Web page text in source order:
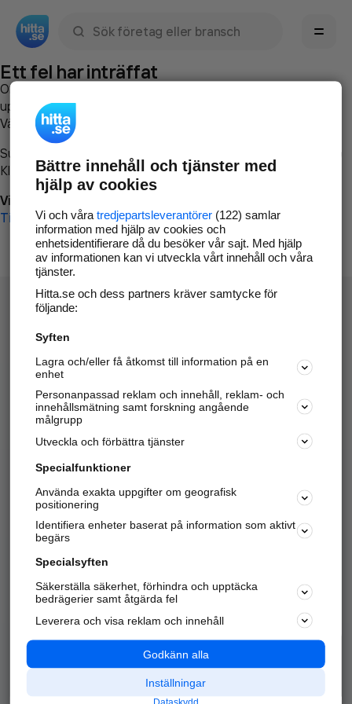
Ett fel har inträffat
Om du vill kan du
uppstod så att vi lättare och snabbare kan avhjälpa det.
Vänligen försök med följande:
Surfa till
Klicka påTillbaka-knappen i webbläsaren och försök igen
Vi beklagar besväret!
Till startsidan
Hitta.se - Gratis nummerupplysning.
Sök företag, personer och platser.
Hitta telefonnummer, adresser, företagsinfo mm.
Marknadsför företaget
Kom igång och annonsera mot
samarbetspartners nära dig.
Alla kategorier
Populära sökningar
API & Kartor
Annonsera
Integritet
Nödnummer
Bättre innehåll och tjänster med
hjälp av cookies
Vi och våra tredjepartsleverantörer(122) samlar
information med hjälp av cookies och
enhetsidentifierare då du besöker vår sajt. Med hjälp
av informationen kan vi utveckla vårt innehåll och våra
tjänster.
Hitta.se och dess partners kräver samtycke för
följande:
Syften
Lagra och/eller få åtkomst till information på en
enhet
Personanpassad reklam och innehåll, reklam- och
innehållsmätning samt forskning angående
målgrupp
Utveckla och förbättra tjänster
Specialfunktioner
Använda exakta uppgifter om geografisk
positionering
Identifiera enheter baserat på information som aktivt
begärs
Specialsyften
Säkerställa säkerhet, förhindra och upptäcka
bedrägerier samt åtgärda fel
Leverera och visa reklam och innehåll
Godkänn alla
Inställningar
Dataskydd